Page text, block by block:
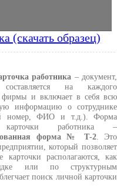
(скачать образец)
работника – документ,
на каждого
фирмы и включает в себя всю
информацию о сотруднике
номер, ФИО и т.д.). Форма
работника –
форма № Т-2. Это
который позволяет
располагаются, как
или по структурным
поиск личной карточки